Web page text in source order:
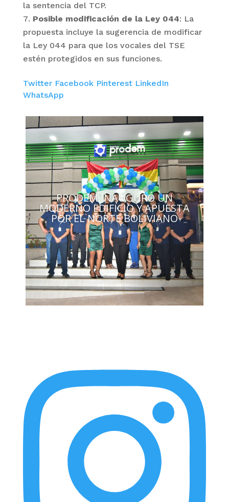
la sentencia del TCP.
Posible modificación de la Ley 044: La
propuesta incluye la sugerencia de modificar
la Ley 044 para que los vocales del TSE
estén protegidos en sus funciones.
Twitter Facebook Pinterest LinkedIn
WhatsApp
PRODEM INAUGURÓ UN
MODERNO EDIFICIO Y APUESTA
POR EL NORTE BOLIVIANO